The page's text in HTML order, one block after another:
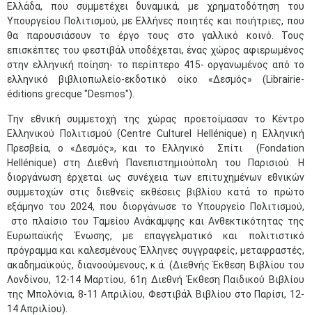
Ελλάδα, που συμμετέχει δυναμικά, με χρηματοδότηση του
Υπουργείου Πολιτισμού, με Ελλήνες ποιητές και ποιήτριες, που
θα παρουσιάσουν το έργο τους στο γαλλικό κοινό. Τους
επισκέπτες του φεστιβάλ υποδέχεται, ένας χώρος αφιερωμένος
στην ελληνική ποίηση- το περίπτερο 415- οργανωμένος από το
ελληνικό βιβλιοπωλείο-εκδοτικό οίκο «Δεσμός» (Librairie-
éditions grecque "Desmos").
Την εθνική συμμετοχή της χώρας προετοίμασαν το Κέντρο
Ελληνικού Πολιτισμού (Centre Culturel Hellénique) η Ελληνική
Πρεσβεία, ο «Δεσμός», και το Ελληνικό Σπίτι (Fondation
Hellénique) στη Διεθνή Πανεπιστημιούπολη του Παρισιού. Η
διοργάνωση έρχεται ως συνέχεια των επιτυχημένων εθνικών
συμμετοχών στις διεθνείς εκθέσεις βιβλίου κατά το πρώτο
εξάμηνο του 2024, που διοργάνωσε το Υπουργείο Πολιτισμού,
στο πλαίσιο του Ταμείου Ανάκαμψης και Ανθεκτικότητας της
Ευρωπαϊκής Ένωσης, με επαγγελματικό και πολιτιστικό
πρόγραμμα και καλεσμένους Έλληνες συγγραφείς, μεταφραστές,
ακαδημαϊκούς, διανοούμενους, κ.ά. (Διεθνής Έκθεση Βιβλίου του
Λονδίνου, 12-14 Μαρτίου, 61η Διεθνή Έκθεση Παιδικού Βιβλίου
της Μπολόνια, 8-11 Απριλίου, Φεστιβάλ Βιβλίου στο Παρίσι, 12-
14 Απριλίου).